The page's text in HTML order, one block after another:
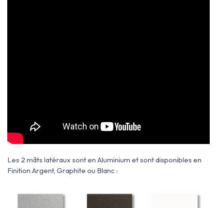
Les 2 mâts latéraux sont en Aluminium et sont disponibles en
Finition Argent, Graphite ou Blanc :